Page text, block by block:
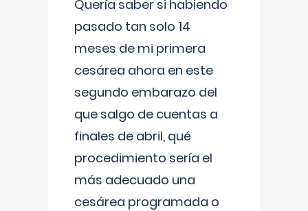
Quería saber si habiendo
pasado tan solo 14
meses de mi primera
cesárea ahora en este
segundo embarazo del
que salgo de cuentas a
finales de abril, qué
procedimiento sería el
más adecuado una
cesárea programada o